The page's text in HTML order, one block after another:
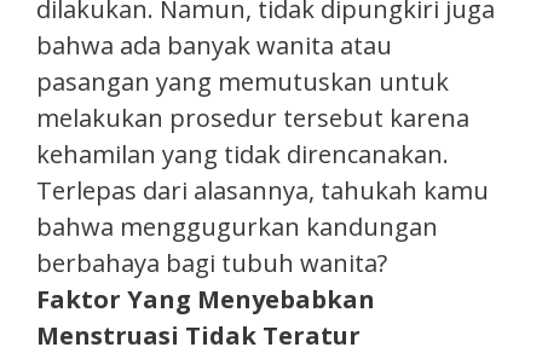
dilakukan. Namun, tidak dipungkiri juga
bahwa ada banyak wanita atau
pasangan yang memutuskan untuk
melakukan prosedur tersebut karena
kehamilan yang tidak direncanakan.
Terlepas dari alasannya, tahukah kamu
bahwa menggugurkan kandungan
berbahaya bagi tubuh wanita?
Faktor Yang Menyebabkan
Menstruasi Tidak Teratur